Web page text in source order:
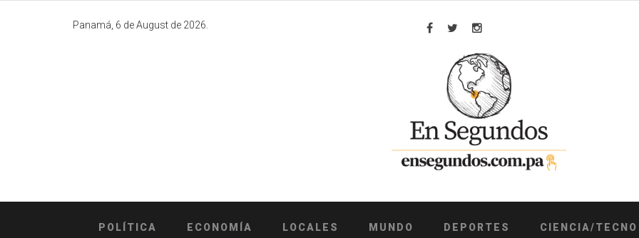
Panamá, 6 de August de 2026.
Facebook
TwitterInstagram
POLÍTICA ECONOMÍA LOCALES MUNDO DEPORTES CIENCIA/TECNO